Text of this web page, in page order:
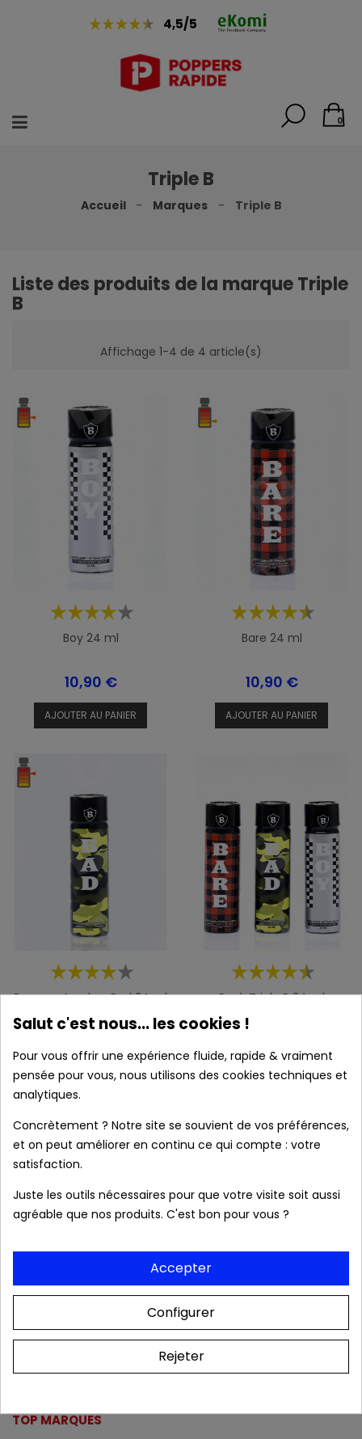
4,5/5
0
Triple B
Accueil Marques Triple B
Liste des produits de la marque Triple
B
Affichage 1-4 de 4 article(s)
Boy 24 ml
Prix
10,90 €
AJOUTER AU PANIER
Bare 24 ml
Prix
10,90 €
AJOUTER AU PANIER
Poppers Amyle - Bad 24 ml
AJOUTER AU PANIER
Pack Triple B 24 ml
AJOUTER AU PANIER
Affichage 1-4 de 4 article(s)
poppers en exclusivité sur notre boutique en ligne
Poppers Rapide:
Le poppers Boy, à base denitrite de pentyle
Le poppers Bad, composé denitrite d'amyle
Et enfin le poppers Bare, à base denitrite de propyle
Choisissez lepoppersqui vous convient parmi la gamme
de la marqueTriple B: des doux arômes auxpoppers
TOP MARQUES
Salut c'est nous... les cookies !
Pour vous offrir une expérience fluide, rapide & vraiment
pensée pour vous, nous utilisons des cookies techniques et
analytiques.
Concrètement ? Notre site se souvient de vos préférences,
et on peut améliorer en continu ce qui compte : votre
satisfaction.
Juste les outils nécessaires pour que votre visite soit aussi
agréable que nos produits. C'est bon pour vous ?
Accepter
Configurer
Rejeter